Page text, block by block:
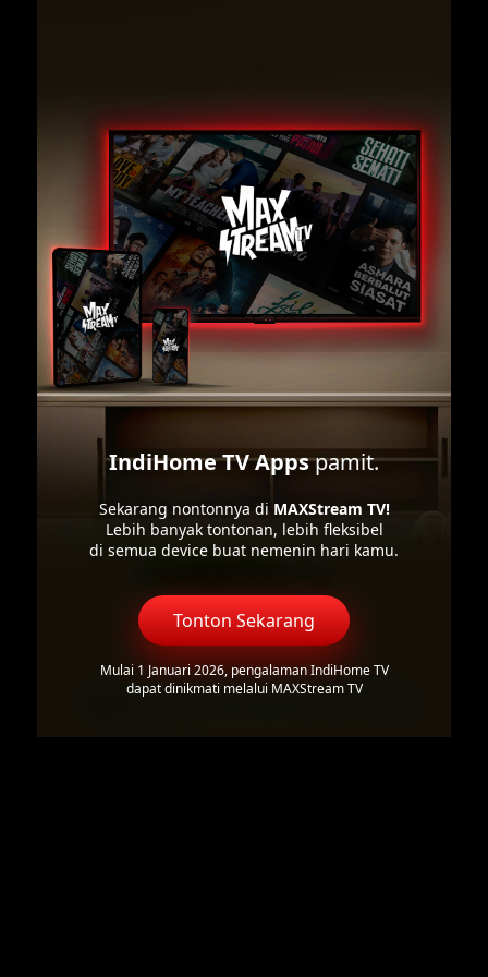
IndiHome TV Appspamit.
Sekarang nontonnya di MAXStream TV!
Lebih banyak tontonan, lebih fleksibel
di semua device buat nemenin hari kamu.
Tonton Sekarang
Mulai 1 Januari 2026, pengalaman IndiHome TV
dapat dinikmati melalui MAXStream TV